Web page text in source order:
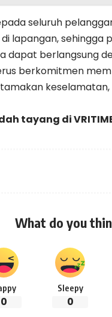
seluruh
lapangan,
dapat berlangsung
berkomitmen
tayang di
What do you
0
Sleepy
0